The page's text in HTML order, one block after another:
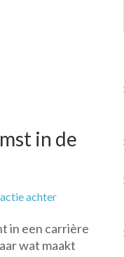
in de
achterop
de
Beste
in een carrière
wat maakt